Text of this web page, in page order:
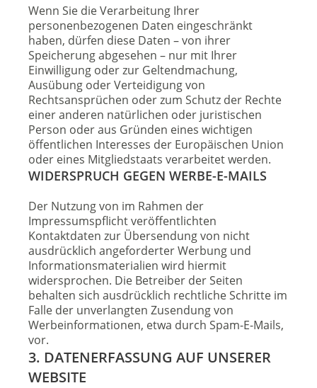
Wenn Sie die Verarbeitung Ihrer
personenbezogenen Daten eingeschränkt
haben, dürfen diese Daten – von ihrer
Speicherung abgesehen – nur mit Ihrer
Einwilligung oder zur Geltendmachung,
Ausübung oder Verteidigung von
Rechtsansprüchen oder zum Schutz der Rechte
einer anderen natürlichen oder juristischen
Person oder aus Gründen eines wichtigen
öffentlichen Interesses der Europäischen Union
oder eines Mitgliedstaats verarbeitet werden.
WIDERSPRUCH GEGEN WERBE-E-MAILS
Der Nutzung von im Rahmen der
Impressumspflicht veröffentlichten
Kontaktdaten zur Übersendung von nicht
ausdrücklich angeforderter Werbung und
Informationsmaterialien wird hiermit
widersprochen. Die Betreiber der Seiten
behalten sich ausdrücklich rechtliche Schritte im
Falle der unverlangten Zusendung von
Werbeinformationen, etwa durch Spam-E-Mails,
vor.
3. DATENERFASSUNG AUF UNSERER
WEBSITE